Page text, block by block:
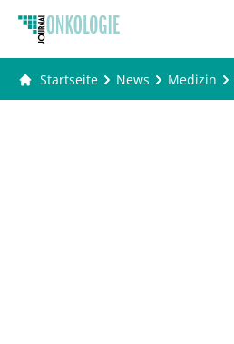
Startseite News Medizin